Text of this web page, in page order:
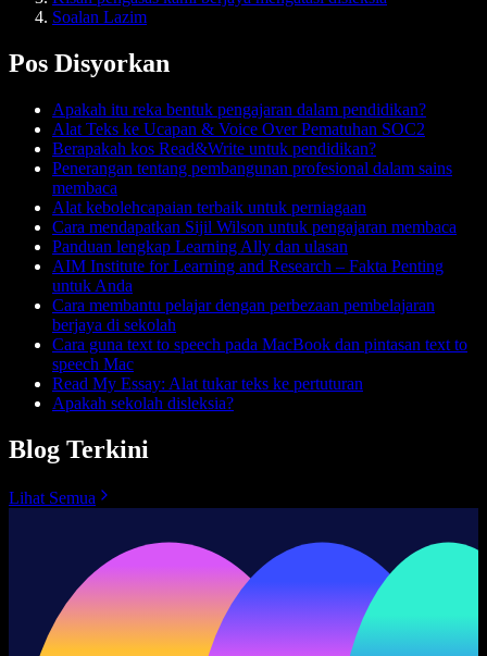
Soalan Lazim
Pos Disyorkan
Apakah itu reka bentuk pengajaran dalam pendidikan?
Alat Teks ke Ucapan & Voice Over Pematuhan SOC2
Berapakah kos Read&Write untuk pendidikan?
Penerangan tentang pembangunan profesional dalam sains
membaca
Alat kebolehcapaian terbaik untuk perniagaan
Cara mendapatkan Sijil Wilson untuk pengajaran membaca
Panduan lengkap Learning Ally dan ulasan
AIM Institute for Learning and Research – Fakta Penting
untuk Anda
Cara membantu pelajar dengan perbezaan pembelajaran
berjaya di sekolah
Cara guna text to speech pada MacBook dan pintasan text to
speech Mac
Read My Essay: Alat tukar teks ke pertuturan
Apakah sekolah disleksia?
Blog Terkini
Lihat Semua